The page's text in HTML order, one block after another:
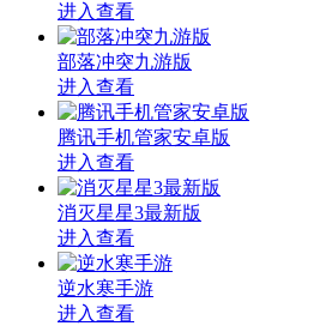
进入查看
部落冲突九游版
进入查看
腾讯手机管家安卓版
进入查看
消灭星星3最新版
进入查看
逆水寒手游
进入查看